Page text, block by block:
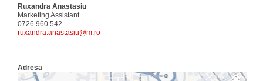
Ruxandra Anastasiu
Marketing Assistant
0726.960.542
ruxandra.anastasiu@m.ro
Adresa